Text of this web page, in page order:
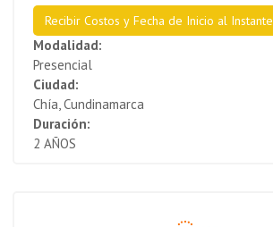
Recibir Costos y Fecha de Inicio al Instante
Modalidad:
Presencial
Ciudad:
Chía, Cundinamarca
Duración:
2 AÑOS